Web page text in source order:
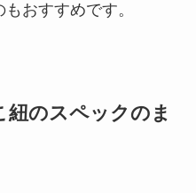
おすすめです。
紐のスペックのま